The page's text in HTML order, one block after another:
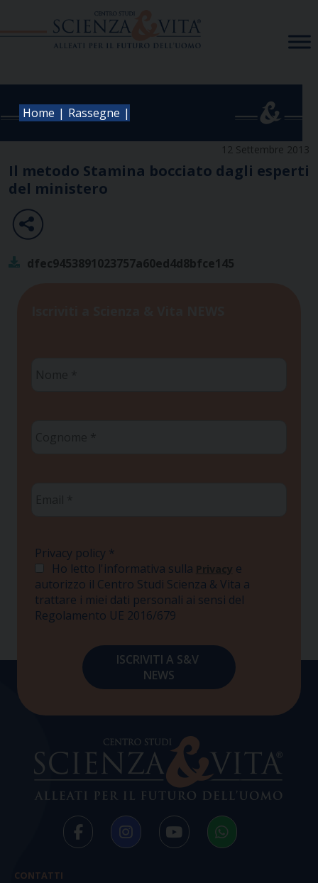
Home | Rassegne |
12 Settembre 2013
Il metodo Stamina bocciato dagli esperti
del ministero
dfec9453891023757a60ed4d8bfce145
Privacy policy *
Ho letto l'informativa sulla Privacy e
autorizzo il Centro Studi Scienza & Vita a
trattare i miei dati personali ai sensi del
Regolamento UE 2016/679
CONTATTI